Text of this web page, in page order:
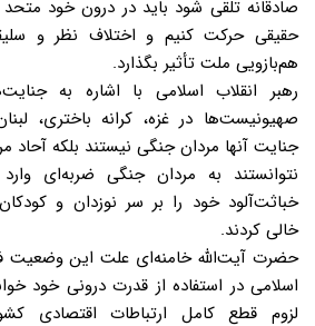
صادقانه تلقی شود باید در درون خود
حقیقی حرکت کنیم و اختلاف نظر و
هم‌بازویی ملت تأثیر بگذارد.
رهبر انقلاب اسلامی با اشاره به
صهیونیست‌ها در غزه، کرانه باختری،
جنایت آنها مردان جنگی نیستند بلکه آحاد
نتوانستند به مردان جنگی ضربه‌ای
خباثت‌آلود خود را بر سر نوزدان و
خالی کردند.
حضرت آیت‌الله خامنه‌ای علت این وضعیت
اسلامی در استفاده از قدرت درونی خود
لزوم قطع کامل ارتباطات اقتصادی